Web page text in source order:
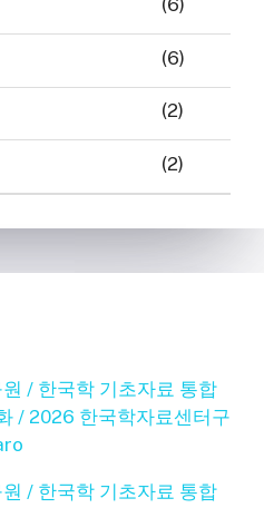
(6)
(6)
(2)
(2)
/ 한국학 기초자료 통합
/ 2026 한국학자료센터구
/ 한국학 기초자료 통합